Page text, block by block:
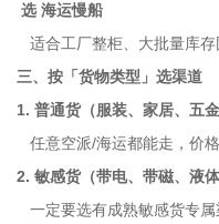
选 海运慢船
适合工厂整柜、大批量库存
三、按「货物类型」选渠道
1. 普通货（服装、家居、五金
任意空派/海运都能走，价格
2. 敏感货（带电、带磁、液
一定要选有成熟敏感货专属